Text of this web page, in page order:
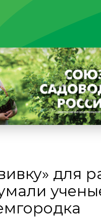
для